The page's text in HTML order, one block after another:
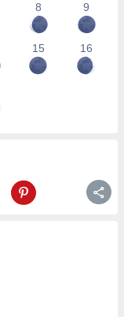
8
9
15 16